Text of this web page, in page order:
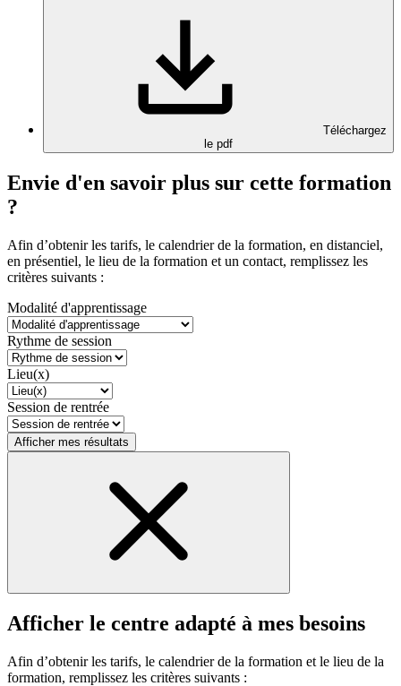
Téléchargez
le pdf
Envie d'en savoir plus sur cette formation
?
Afin d’obtenir les tarifs, le calendrier de la formation, en distanciel,
en présentiel, le lieu de la formation et un contact, remplissez les
critères suivants :
Modalité d'apprentissage
Rythme de session
Lieu(x)
Session de rentrée
Afficher mes résultats
Afficher le centre adapté à mes besoins
Afin d’obtenir les tarifs, le calendrier de la formation et le lieu de la
formation, remplissez les critères suivants :